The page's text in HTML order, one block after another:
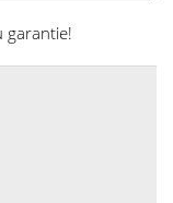
garantie!